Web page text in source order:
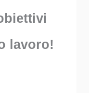
lavoro!